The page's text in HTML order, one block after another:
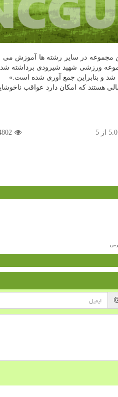
در سایر رشته ها آموزش می
مجموعه ورزشی شهید شیرودی
شد و بنابراین جمع آوری شده است.»
هستند كه امكان دارد عواقب
5.0 از5